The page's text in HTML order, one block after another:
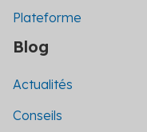
Plateforme
Blog
Actualités
Conseils